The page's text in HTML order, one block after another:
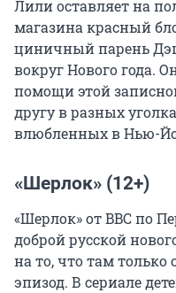
Лили оставляет на
магазина красный
циничный парень
вокруг Нового года.
помощи этой
другу в разных
влюбленных в Нью-
«Шерлок» (12+)
«Шерлок» от BBC по
доброй русской
на то, что там
эпизод. В сериале